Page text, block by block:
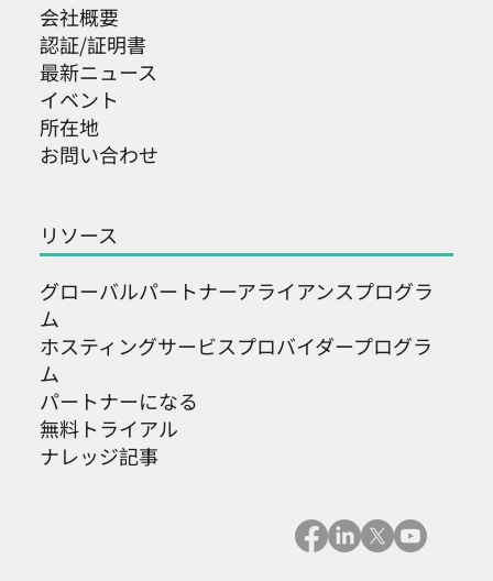
会社概要
認証/証明書
最新ニュース
イベント
所在地
お問い合わせ
リソース
グローバルパートナーアライアンスプログラ
ム
ホスティングサービスプロバイダープログラ
ム
パートナーになる
無料トライアル
ナレッジ記事